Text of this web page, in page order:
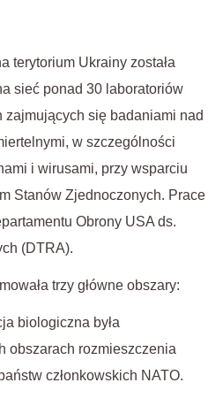
terytorium Ukrainy została
sieć ponad 30 laboratoriów
zajmujących się badaniami nad
w szczególności
i wirusami, przy wsparciu
Stanów Zjednoczonych. Prace
Obrony USA ds.
(DTRA).
trzy główne obszary:
biologiczna była
obszarach rozmieszczenia
członkowskich NATO.